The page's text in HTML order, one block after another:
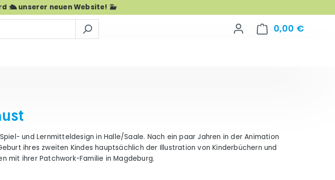
🛳️ unserer neuen Website! 🐳
0,00 €
und Lernmitteldesign in Halle/Saale. Nach ein paar Jahren in der Animation
ihres zweiten Kindes hauptsächlich der Illustration von Kinderbüchern und
mit ihrer Patchwork-Familie in Magdeburg.